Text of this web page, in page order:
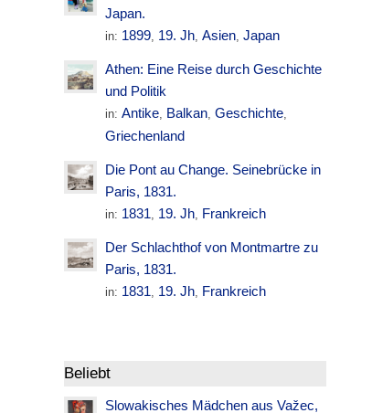
Japan.
in: 1899, 19. Jh,Asien,Japan
Athen: Eine Reise durch Geschichte
und Politik
in:Antike, Balkan,Geschichte,
Griechenland
Die Pont au Change. Seinebrücke in
Paris, 1831.
in: 1831, 19. Jh, Frankreich
Der Schlachthof von Montmartre zu
Paris, 1831.
in: 1831, 19. Jh, Frankreich
Beliebt
Slowakisches Mädchen aus Važec,